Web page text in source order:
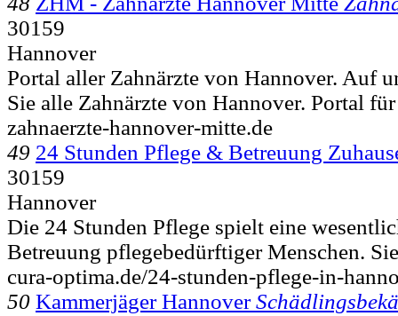
30159
Hannover
Portal aller Zahnärzte von Hannover. Auf
Sie alle Zahnärzte von Hannover. Portal
zahnaerzte-hannover-mitte.de
49 24 Stunden Pflege & Betreuung
30159
Hannover
Die 24 Stunden Pflege spielt eine
Betreuung pflegebedürftiger Menschen.
cura-optima.de/24-stunden-pflege-in-
50 Kammerjäger Hannover